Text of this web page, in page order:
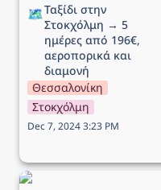
🗺️Ταξίδι στην
Στοκχόλμη → 5
ημέρες από 196€,
αεροπορικά και
διαμονή
Θεσσαλονίκη
Στοκχόλμη
Dec 7, 2024 3:23 PM
Ταξίδι στo Ίνσμπρουκ →